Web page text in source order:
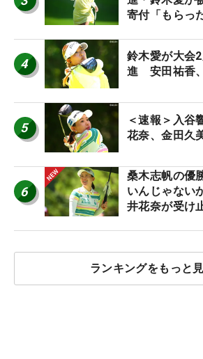
寄付「もらっ
4
鈴木愛が大会
進 安田祐香
5
＜速報＞入
花奈、金田久
6
桑木志帆の優
いんじゃな
井花奈が受け
ランキングをもっと